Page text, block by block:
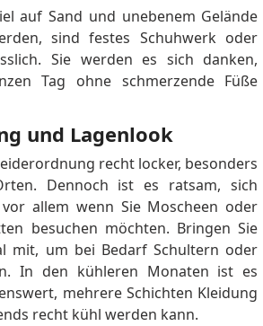
auf Sand und unebenem Gelände
sind festes Schuhwerk oder
Sie werden es sich danken,
Tag ohne schmerzende Füße
und Lagenlook
recht locker, besonders
Dennoch ist es ratsam, sich
allem wenn Sie Moscheen oder
besuchen möchten. Bringen Sie
mit, um bei Bedarf Schultern oder
In den kühleren Monaten ist es
mehrere Schichten Kleidung
recht kühl werden kann.